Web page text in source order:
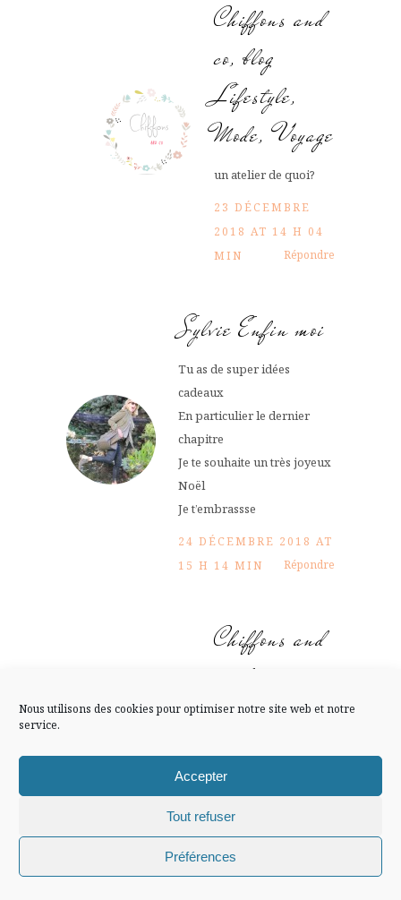
Nous utilisons des cookies pour optimiser notre site web et notre
service.
Accepter
Tout refuser
Préférences
Chiffons and
co, blog
Lifestyle,
Mode, Voyage
un atelier de quoi?
23 DÉCEMBRE
2018 AT 14 H 04
MIN
Répondre
Sylvie Enfin moi
Tu as de super idées
cadeaux
En particulier le dernier
chapitre
Je te souhaite un très joyeux
Noël
Je t’embrassse
24 DÉCEMBRE 2018 AT
15 H 14 MIN
Répondre
Chiffons and
co, blog
Lifestyle,
Mode, Voyage
Merci !
Très joyeux Noël
Sylvie !
Grosses bises.
FLUX INSTA
Suivre sur Instagram
Confidentialité